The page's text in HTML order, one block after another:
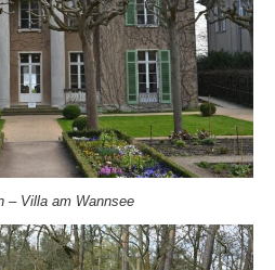
– Villa am Wannsee